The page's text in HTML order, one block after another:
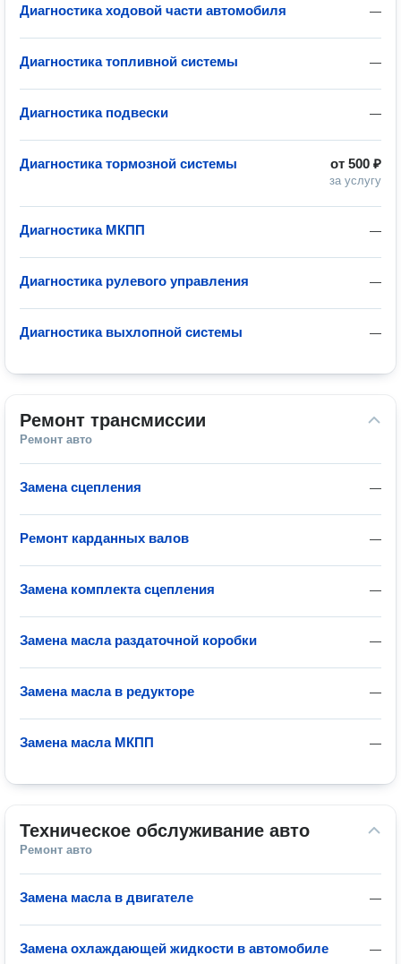
—
Диагностика ходовой части автомобиля
—
Диагностика топливной системы
—
Диагностика подвески
от 500 ₽
за услугу
Диагностика тормозной системы
—
Диагностика МКПП
—
Диагностика рулевого управления
—
Диагностика выхлопной системы
Ремонт трансмиссии
Ремонт авто
—
Замена сцепления
—
Ремонт карданных валов
—
Замена комплекта сцепления
—
Замена масла раздаточной коробки
—
Замена масла в редукторе
—
Замена масла МКПП
Техническое обслуживание авто
Ремонт авто
—
Замена масла в двигателе
—
Замена охлаждающей жидкости в автомобиле